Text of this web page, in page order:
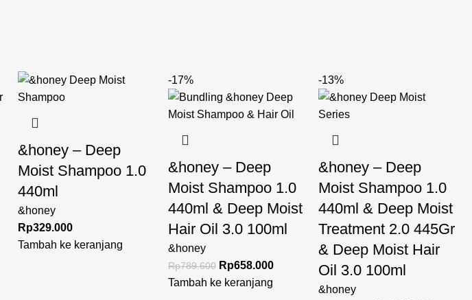
&honey – Deep
Moist Shampoo 1.0
440ml
&honey
Rp329.000
Tambah ke keranjang
-17%
&honey – Deep
Moist Shampoo 1.0
440ml & Deep Moist
Hair Oil 3.0 100ml
&honey
Rp789.600 Rp658.000
Tambah ke keranjang
-13%
&honey – Deep
Moist Shampoo 1.0
440ml & Deep Moist
Treatment 2.0 445Gr
& Deep Moist Hair
Oil 3.0 100ml
&honey